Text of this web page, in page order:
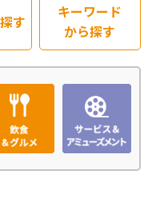
探す
キーワード
から探す